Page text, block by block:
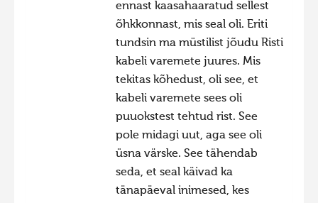
Hiite kuvavõistlus 2012
Hiite kuvavõistlus 2011
Hiite kuvavõistlus 2009
Hiite kuvavõistlus 2008
ennast kaasahaaratud sellest
õhkkonnast, mis seal oli. Eriti
tundsin ma müstilist jõudu Risti
kabeli varemete juures. Mis
tekitas kõhedust, oli see, et
kabeli varemete sees oli
puuokstest tehtud rist. See
pole midagi uut, aga see oli
üsna värske. See tähendab
seda, et seal käivad ka
tänapäeval inimesed, kes